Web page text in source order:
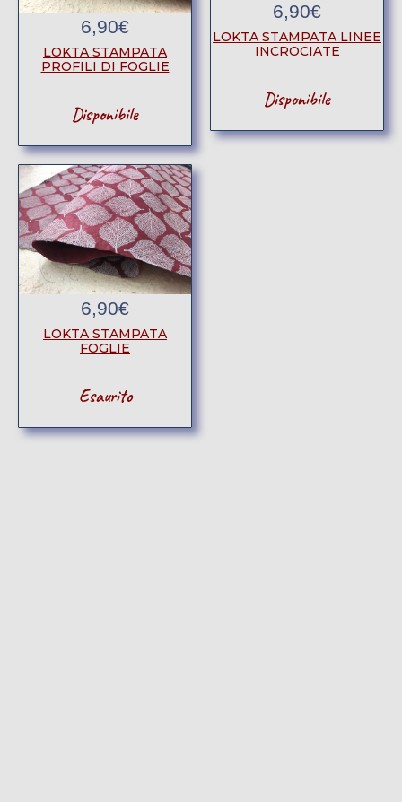
6,90€
LOKTA STAMPATA
PROFILI DI FOGLIE
Disponibile
6,90€
LOKTA STAMPATA LINEE
INCROCIATE
Disponibile
6,90€
LOKTA STAMPATA
FOGLIE
Esaurito